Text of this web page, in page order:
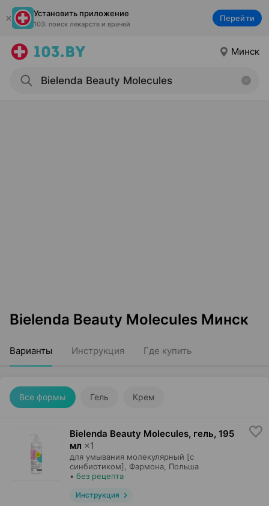
Установить приложение
103: поиск лекарств и врачей
Перейти
Минск
Bielenda Beauty Molecules Минск
Варианты Инструкция Где купить
Все формы Гель Крем
Bielenda Beauty Molecules, гель, 195
мл ×1
для умывания молекулярный [с
синбиотиком],
Фармона , Польша
• без рецепта
Инструкция